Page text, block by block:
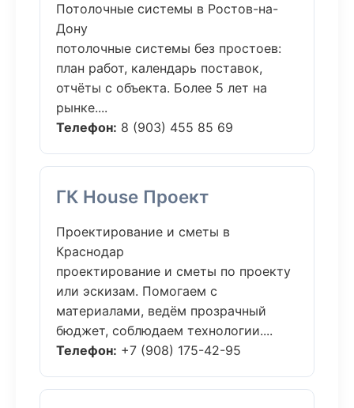
Потолочные системы в Ростов-на-
Дону
потолочные системы без простоев:
план работ, календарь поставок,
отчёты с объекта. Более 5 лет на
рынке....
Телефон: 8 (903) 455 85 69
ГК House Проект
Проектирование и сметы в
Краснодар
проектирование и сметы по проекту
или эскизам. Помогаем с
материалами, ведём прозрачный
бюджет, соблюдаем технологии....
Телефон: +7 (908) 175-42-95